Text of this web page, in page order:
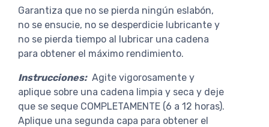
Garantiza que no se pierda ningún eslabón,
no se ensucie, no se desperdicie lubricante y
no se pierda tiempo al lubricar una cadena
para obtener el máximo rendimiento.
Instrucciones:Agite vigorosamente y
aplique sobre una cadena limpia y seca y deje
que se seque COMPLETAMENTE (6 a 12 horas).
Aplique una segunda capa para obtener el